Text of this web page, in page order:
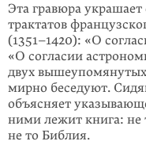
Эта гравюра
трактатов
(1351–1420): «О
«О согласии
двух
мирно беседуют.
объясняет
ними лежит книга: не
не то Библия.